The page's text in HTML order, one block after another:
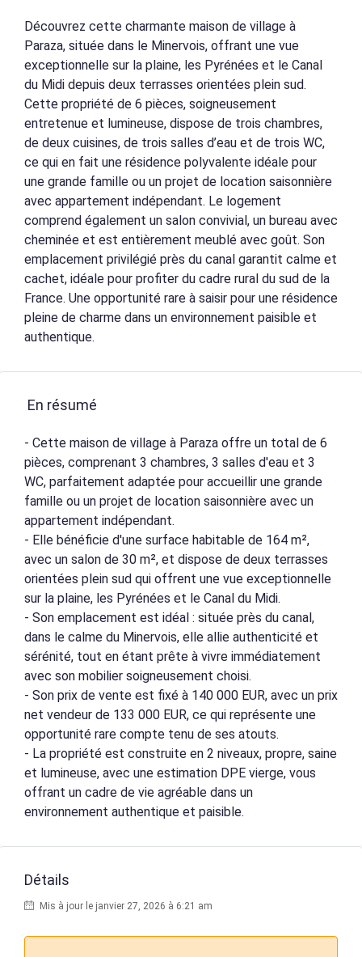
Découvrez cette charmante maison de village à
Paraza, située dans le Minervois, offrant une vue
exceptionnelle sur la plaine, les Pyrénées et le Canal
du Midi depuis deux terrasses orientées plein sud.
Cette propriété de 6 pièces, soigneusement
entretenue et lumineuse, dispose de trois chambres,
de deux cuisines, de trois salles d’eau et de trois WC,
ce qui en fait une résidence polyvalente idéale pour
une grande famille ou un projet de location saisonnière
avec appartement indépendant. Le logement
comprend également un salon convivial, un bureau avec
cheminée et est entièrement meublé avec goût. Son
emplacement privilégié près du canal garantit calme et
cachet, idéale pour profiter du cadre rural du sud de la
France. Une opportunité rare à saisir pour une résidence
pleine de charme dans un environnement paisible et
authentique.
En résumé
- Cette maison de village à Paraza offre un total de 6
pièces, comprenant 3 chambres, 3 salles d'eau et 3
WC, parfaitement adaptée pour accueillir une grande
famille ou un projet de location saisonnière avec un
appartement indépendant.
- Elle bénéficie d'une surface habitable de 164 m²,
avec un salon de 30 m², et dispose de deux terrasses
orientées plein sud qui offrent une vue exceptionnelle
sur la plaine, les Pyrénées et le Canal du Midi.
- Son emplacement est idéal : située près du canal,
dans le calme du Minervois, elle allie authenticité et
sérénité, tout en étant prête à vivre immédiatement
avec son mobilier soigneusement choisi.
- Son prix de vente est fixé à 140 000 EUR, avec un prix
net vendeur de 133 000 EUR, ce qui représente une
opportunité rare compte tenu de ses atouts.
- La propriété est construite en 2 niveaux, propre, saine
et lumineuse, avec une estimation DPE vierge, vous
offrant un cadre de vie agréable dans un
environnement authentique et paisible.
Détails
Mis à jour le janvier 27, 2026 à 6:21 am